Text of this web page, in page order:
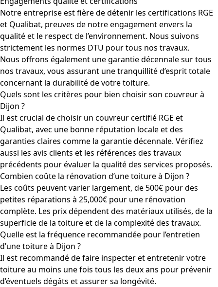
Notre entreprise est fière de détenir les certifications RGE
et Qualibat, preuves de notre engagement envers la
qualité et le respect de l’environnement. Nous suivons
strictement les normes DTU pour tous nos travaux.
Nous offrons également une garantie décennale sur tous
nos travaux, vous assurant une tranquillité d’esprit totale
concernant la durabilité de votre toiture.
Quels sont les critères pour bien choisir son couvreur à
Dijon ?
Il est crucial de choisir un couvreur certifié RGE et
Qualibat, avec une bonne réputation locale et des
garanties claires comme la garantie décennale. Vérifiez
aussi les avis clients et les références des travaux
précédents pour évaluer la qualité des services proposés.
Combien coûte la rénovation d’une toiture à Dijon ?
Les coûts peuvent varier largement, de 500€ pour des
petites réparations à 25,000€ pour une rénovation
complète. Les prix dépendent des matériaux utilisés, de la
superficie de la toiture et de la complexité des travaux.
Quelle est la fréquence recommandée pour l’entretien
d’une toiture à Dijon ?
Il est recommandé de faire inspecter et entretenir votre
toiture au moins une fois tous les deux ans pour prévenir
d’éventuels dégâts et assurer sa longévité.